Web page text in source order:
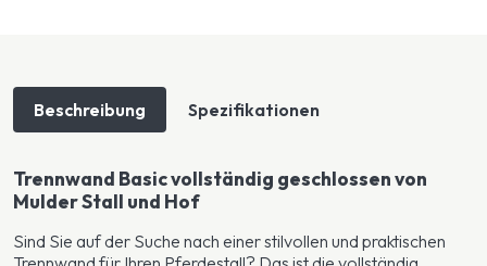
Beschreibung Spezifikationen
Trennwand Basic vollständig geschlossen von
Mulder Stall und Hof
Sind Sie auf der Suche nach einer stilvollen und praktischen